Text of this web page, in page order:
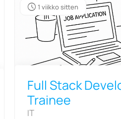
schedule 1 viikko sitten
Full Stack
Trainee
IT